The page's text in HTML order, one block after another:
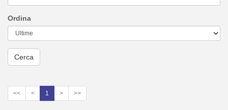
Ordina
Cerca
<< < 1 > >>